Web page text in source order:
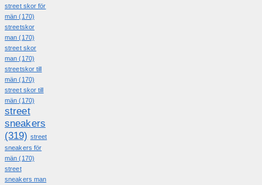
street skor för
män (170)
streetskor
man (170)
street skor
man (170)
streetskor till
män (170)
street skor till
män (170)
street
sneakers
(319) street
sneakers för
män (170)
street
sneakers man